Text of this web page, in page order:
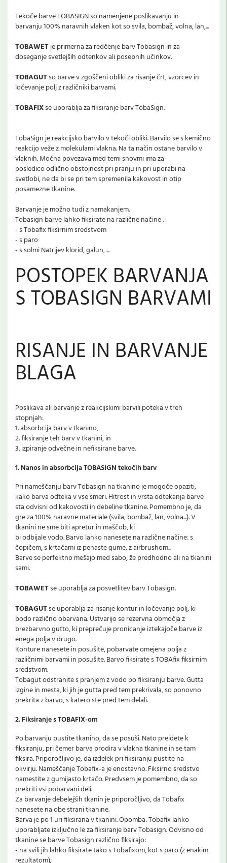
Tekoče barve TOBASIGN so namenjene poslikavanju in
barvanju 100% naravnih vlaken kot so svila, bombaž, volna, lan,...
TOBAWETje primerna za redčenje barv Tobasign in za
doseganje svetlejših odtenkov ali posebnih učinkov.
TOBAGUTso barve v zgoščeni obliki za risanje črt, vzorcev in
ločevanje polj z različniki barvami.
TOBAFIXse uporablja za fiksiranje barv TobaSign.
TobaSign je reakcijsko barvilo v tekoči obliki. Barvilo se s kemično
reakcijo veže z molekulami vlakna. Na ta način ostane barvilo v
vlaknih. Močna povezava med temi snovmi ima za
posledico odlično obstojnost pri pranju in pri uporabi na
svetlobi, ne da bi se pri tem spremenila kakovost in otip
posamezne tkanine.
Barvanje je možno tudi z namakanjem.
Tobasign barve lahko fiksirate na različne načine :
- s Tobafix fiksirnim sredstvom
- s paro
- s solmi Natrijev klorid, galun, ...
POSTOPEK BARVANJA
S TOBASIGN BARVAMI
RISANJE IN BARVANJE
BLAGA
Poslikava ali barvanje z reakcijskimi barvili poteka v treh
stopnjah:
1. absorbcija barv v tkanino,
2. fiksiranje teh barv v tkanini, in
3. izpiranje odvečne in nefiksirane barve.
1. Nanos in absorbcija TOBASIGN tekočih barv
Pri nameščanju barv Tobasign na tkanino je mogoče opaziti,
kako barva odteka v vse smeri. Hitrost in vrsta odtekanja barve
sta odvisni od kakovosti in debeline tkanine. Pomembno je, da
gre za 100% naravne materiale (svila, bombaž, lan, volna...). V
tkanini ne sme biti apretur in maščob, ki
bi odbijale vodo. Barvo lahko nanesete na različne načine: s
čopičem, s krtačami iz penaste gume, z airbrushom...
Barve se perfektno mešajo med sabo, že predhodno ali na tkanini
sami.
TOBAWETse uporablja za posvetlitev barv Tobasign.
TOBAGUTse uporablja za risanje kontur in ločevanje polj, ki
bodo različno obarvana. Ustvarijo se rezervna območja z
brezbarvno gutto, ki preprečuje pronicanje iztekajoče barve iz
enega polja v drugo.
Konture nanesete in posušite, pobarvate omejena polja z
različnimi barvami in posušite. Barvo fiksirate s TOBAfix fiksirnim
sredstvom.
Tobagut odstranite s pranjem z vodo po fiksiranju barve. Gutta
izgine in mesta, ki jih je gutta pred tem prekrivala, so ponovno
prekrita z barvo, s katero ste pred tem delali.
2. Fiksiranje s TOBAFIX-om
Po barvanju pustite tkanino, da se posuši. Nato preidete k
fiksiranju, pri čemer barva prodira v vlakna tkanine in se tam
fiksira. Priporočljivo je, da izdelek pri fiksiranju pustite na
okvirju. Nameščanje Tobafix-a je enostavno. Fiksirno sredstvo
namestite z gumijasto krtačo. Predvsem je pomembno, da so
prekriti vsi pobarvani deli.
Za barvanje debelejših tkanin je priporočljivo, da Tobafix
nanesete na obe strani tkanine.
Barva je po 1 uri fiksirana v tkanini. Opomba: Tobafix lahko
uporabljate izključno le za fiksiranje barv Tobasign. Odvisno od
tkanine se barve Tobasign različno fiksirajo:
- na svili jih lahko fiksirate tako s Tobafixom, kot s paro (z enakim